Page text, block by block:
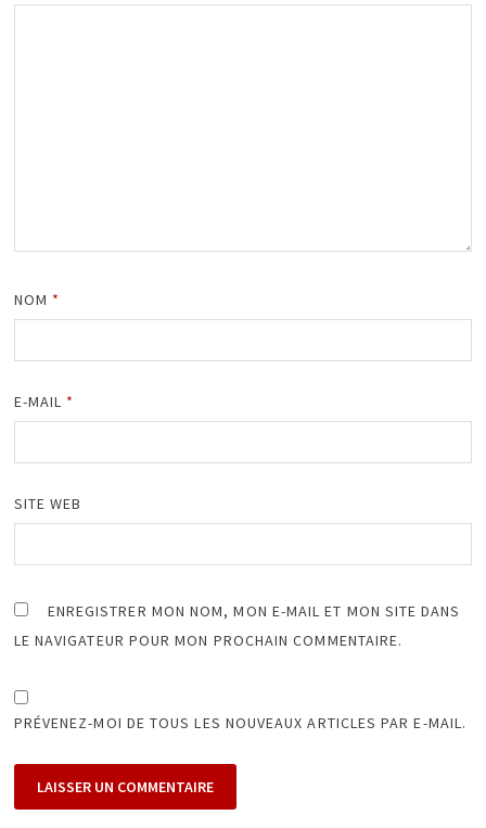
NOM *
E-MAIL *
SITE WEB
ENREGISTRER MON NOM, MON E-MAIL ET MON SITE DANS
LE NAVIGATEUR POUR MON PROCHAIN COMMENTAIRE.
PRÉVENEZ-MOI DE TOUS LES NOUVEAUX ARTICLES PAR E-MAIL.